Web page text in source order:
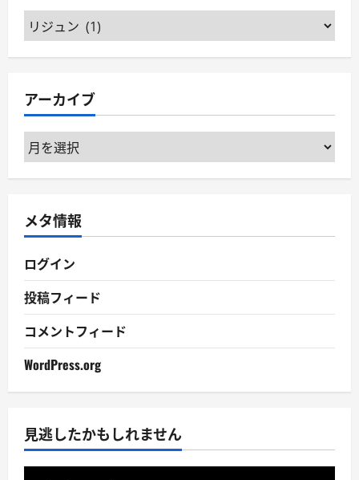
カ
テ
ー
アーカイブ
ア
ー
ブ
メタ情報
ログイン
投稿フィード
コメントフィード
WordPress.org
見逃したかもしれません